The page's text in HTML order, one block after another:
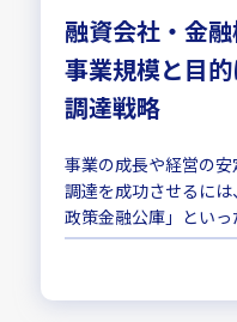
融資会社・金
事業規模と目
調達戦略
事業の成長や経営の
調達を成功させるに
政策金融公庫」とい
し、自社の事業規模
先を選ぶことが極め
落...